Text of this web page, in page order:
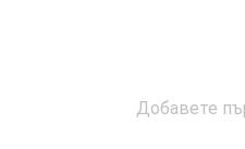
Добавете